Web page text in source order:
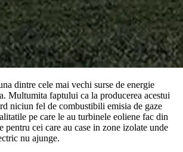
dintre cele mai vechi surse de energie
Multumita faptului ca la producerea acestui
niciun fel de combustibili emisia de gaze
pe care le au turbinele eoliene fac din
pentru cei care au case in zone izolate unde
nu ajunge.